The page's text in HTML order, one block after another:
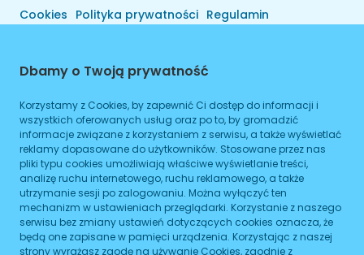
Cookies Polityka prywatności Regulamin
Dbamy o Twoją prywatność
Korzystamy z Cookies, by zapewnić Ci dostęp do informacji i
wszystkich oferowanych usług oraz po to, by gromadzić
informacje związane z korzystaniem z serwisu, a także wyświetlać
reklamy dopasowane do użytkowników. Stosowane przez nas
pliki typu cookies umożliwiają właściwe wyświetlanie treści,
analizę ruchu internetowego, ruchu reklamowego, a także
utrzymanie sesji po zalogowaniu. Można wyłączyć ten
mechanizm w ustawieniach przeglądarki. Korzystanie z naszego
serwisu bez zmiany ustawień dotyczących cookies oznacza, że
będą one zapisane w pamięci urządzenia. Korzystając z naszej
strony wyrażasz zgodę na używanie Cookies, zgodnie z
Wszelkie Prawa Zastrzeżone © 2026 Preals Data.
Wykonanie
Cookies